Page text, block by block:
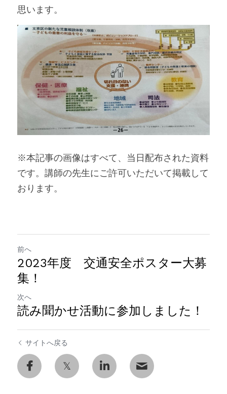
思います。
※本記事の画像はすべて、当日配布された資料
です。講師の先生にご許可いただいて掲載して
おります。
前へ
2023年度 交通安全ポスター大募
集！
次へ
読み聞かせ活動に参加しました！
サイトへ戻る